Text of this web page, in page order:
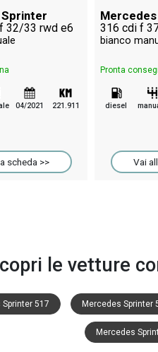
32/33 rwd e6
04/2021 221.911
scheda >>
316 cdi f
bianco
Pronta
diesel
Vai
le vetture
Sprinter 517 Mercedes Sprinter
Mercedes